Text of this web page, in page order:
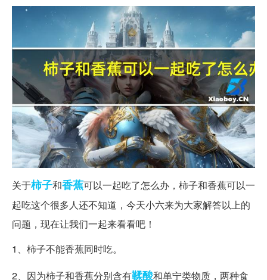
关于柿子和香蕉可以一起吃了怎么办，柿子和香蕉可以一
起吃这个很多人还不知道，今天小六来为大家解答以上的
问题，现在让我们一起来看看吧！
1、柿子不能香蕉同时吃。
2、因为柿子和香蕉分别含有鞣酸和单宁类物质，两种食